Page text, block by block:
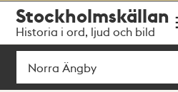
navigationen
huvudinnehållet
Stockholmskällan
Historia i ord, ljud och bild
Sök